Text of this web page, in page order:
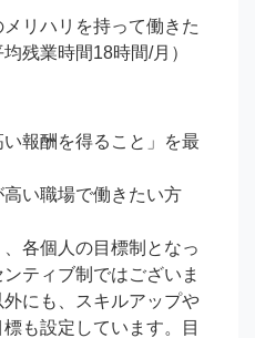
リハリを持って働きた
残業時間18時間/月）
報酬を得ること」を最
い職場で働きたい方
各個人の目標制となっ
ティブ制ではございま
にも、スキルアップや
も設定しています。目